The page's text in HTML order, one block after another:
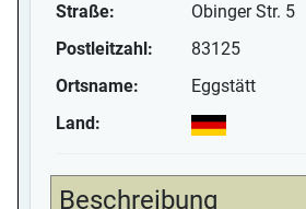
Straße:
Obinger Str. 5
Postleitzahl:
83125
Ortsname:
Eggstätt
Land:
Beschreibung